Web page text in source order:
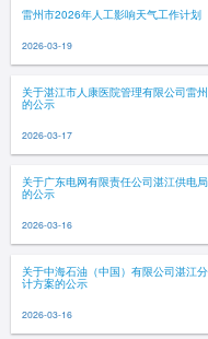
雷州市2026年人工影响天气工作计划
2026-03-19
关于湛江市人康医院管理有限公司雷
的公示
2026-03-17
关于广东电网有限责任公司湛江供电
的公示
2026-03-16
关于中海石油（中国）有限公司湛江
计方案的公示
2026-03-16